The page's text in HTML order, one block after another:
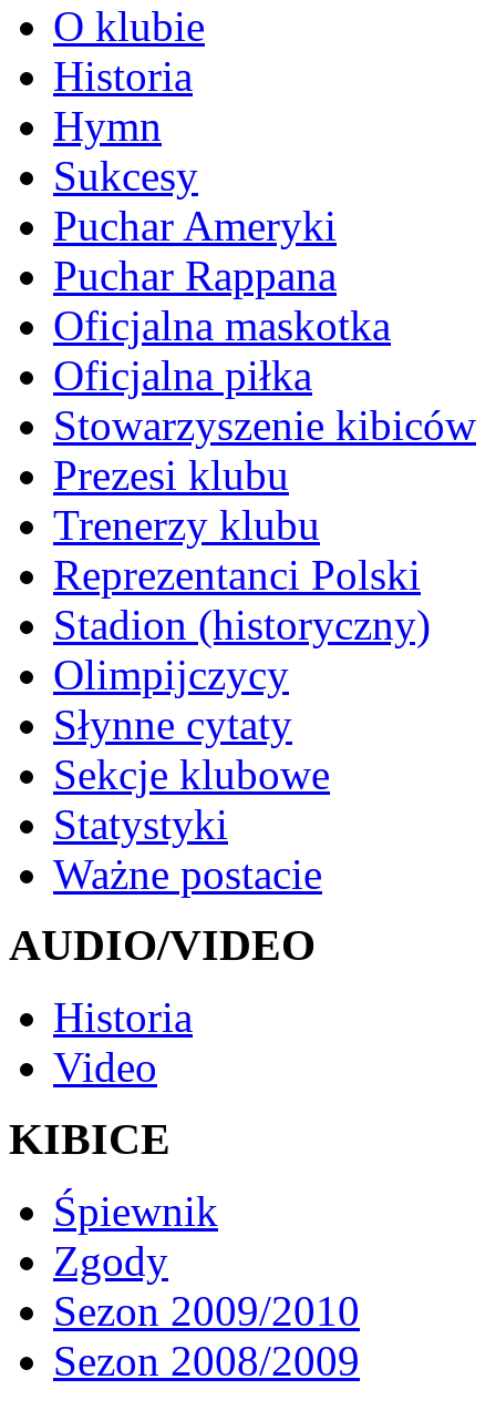
O klubie
Historia
Hymn
Sukcesy
Puchar Ameryki
Puchar Rappana
Oficjalna maskotka
Oficjalna piłka
Stowarzyszenie kibiców
Prezesi klubu
Trenerzy klubu
Reprezentanci Polski
Stadion (historyczny)
Olimpijczycy
Słynne cytaty
Sekcje klubowe
Statystyki
Ważne postacie
AUDIO/VIDEO
Historia
Video
KIBICE
Śpiewnik
Zgody
Sezon 2009/2010
Sezon 2008/2009